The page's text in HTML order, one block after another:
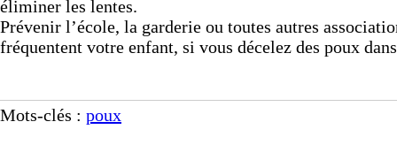
éliminer les lentes.
Prévenir l’école, la garderie ou toutes autres
fréquentent votre enfant, si vous décelez des poux
Mots-clés : poux